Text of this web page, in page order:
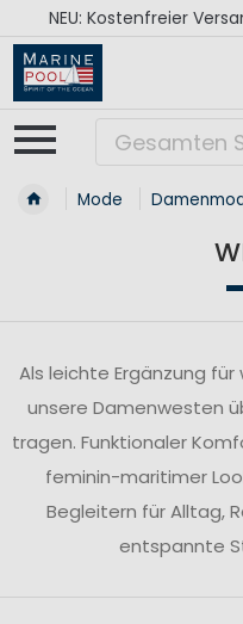
NEU: Kostenfreier
Mode
Als leichte Ergänzung
unsere Damenwesten
tragen. Funktionaler
feminin-maritimer
Begleitern für Alltag,
entspannte